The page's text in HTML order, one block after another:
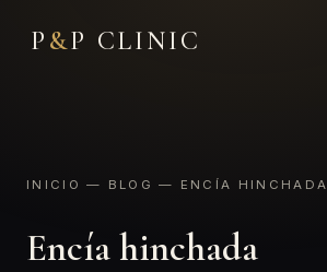
P &P CLINIC
INICIO — BLOG — ENCÍA HINCHADA
Encía hinchada